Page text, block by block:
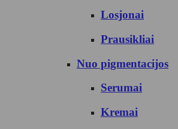
Losjonai
Prausikliai
Nuo pigmentacijos
Serumai
Kremai